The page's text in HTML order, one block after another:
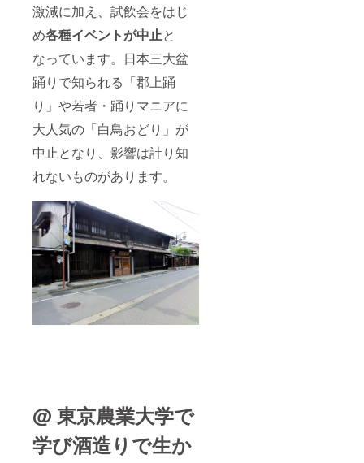
激減に加え、試飲会をはじ
め各種イベントが中止と
なっています。日本三大盆
踊りで知られる「郡上踊
り」や若者・踊りマニアに
大人気の「白鳥おどり」が
中止となり、影響は計り知
れないものがあります。
@ 東京農業大学で
学び酒造りで生か